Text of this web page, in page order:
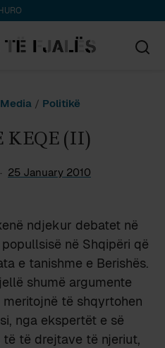
Media/ Politikë
KEQE (II)
25 January 2010
ndjekur debatet në
në Shqipëri që
e tanishme e Berishës.
shumë argumente
të shqyrtohen
nga ekspertët e së
të drejtave të njeriut,